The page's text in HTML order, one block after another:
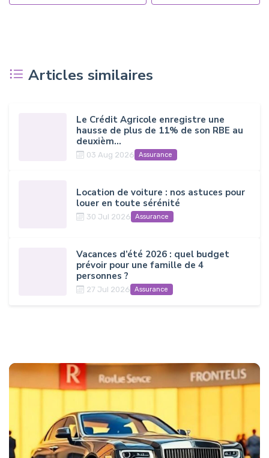
Articles similaires
Le Crédit Agricole enregistre une
hausse de plus de 11% de son RBE au
deuxièm...
03 Aug 2026 Assurance
Location de voiture : nos astuces pour
louer en toute sérénité
30 Jul 2026 Assurance
Vacances d’été 2026 : quel budget
prévoir pour une famille de 4
personnes ?
27 Jul 2026 Assurance